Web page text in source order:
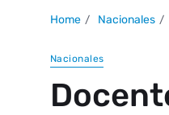
Home Nacionales
Nacionales